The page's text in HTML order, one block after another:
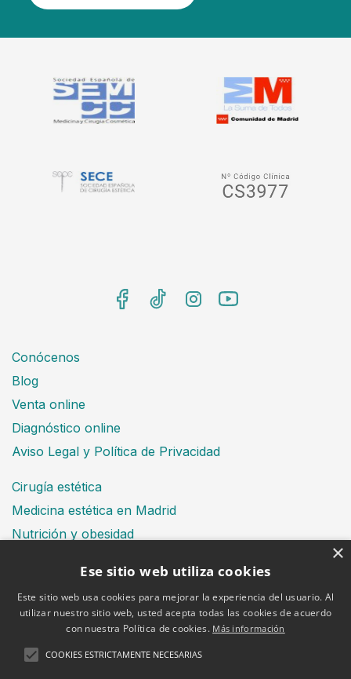
Conócenos
Blog
Venta online
Diagnóstico online
Aviso Legal y Política de Privacidad
Cirugía estética
Medicina estética en Madrid
Nutrición y obesidad
Financiación
Política de cookies
×
Ese sitio web utiliza cookies
Este sitio web usa cookies para mejorar la experiencia del usuario. Al
utilizar nuestro sitio web, usted acepta todas las cookies de acuerdo
con nuestra Política de cookies. Más información
COOKIES ESTRICTAMENTE NECESARIAS